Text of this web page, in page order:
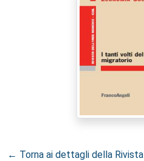
← Torna ai dettagli della Rivista